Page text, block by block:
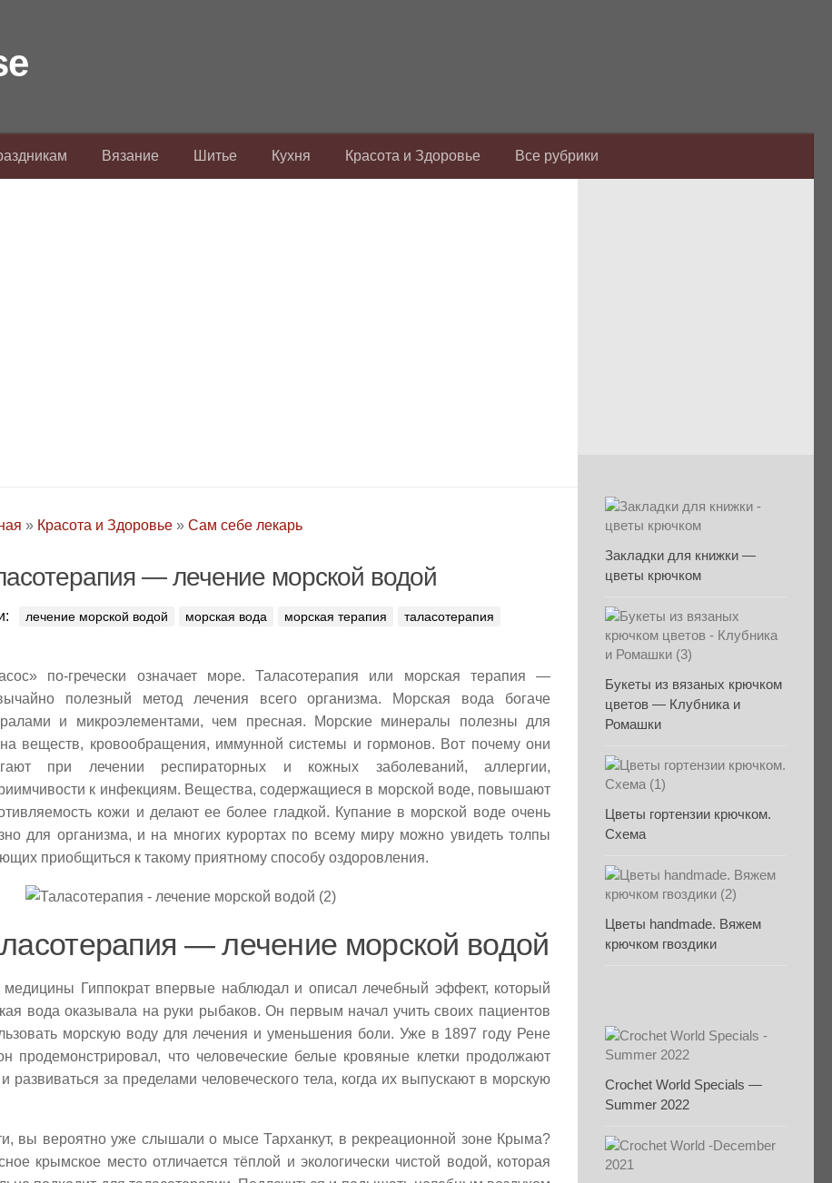
Вязание Шитье Кухня Красота и Здоровье Все рубрики
» Красота и Здоровье » Сам себе лекарь
— лечение морской водой
лечение морской водой морская вода морская терапия таласотерапия
по-гречески означает море. Таласотерапия или морская терапия —
полезный метод лечения всего организма. Морская вода богаче
и микроэлементами, чем пресная. Морские минералы полезны для
веществ, кровообращения, иммунной системы и гормонов. Вот почему они
при лечении респираторных и кожных заболеваний, аллергии,
к инфекциям. Вещества, содержащиеся в морской воде, повышают
кожи и делают ее более гладкой. Купание в морской воде очень
для организма, и на многих курортах по всему миру можно увидеть толпы
приобщиться к такому приятному способу оздоровления.
— лечение морской водой
медицины Гиппократ впервые наблюдал и описал лечебный эффект, который
вода оказывала на руки рыбаков. Он первым начал учить своих пациентов
морскую воду для лечения и уменьшения боли. Уже в 1897 году Рене
продемонстрировал, что человеческие белые кровяные клетки продолжают
развиваться за пределами человеческого тела, когда их выпускают в морскую
вы вероятно уже слышали о мысе Тарханкут, в рекреационной зоне Крыма?
крымское место отличается тёплой и экологически чистой водой, которая
Закладки для книжки —
цветы крючком
Букеты из вязаных крючком
цветов — Клубника и
Ромашки
Цветы гортензии крючком.
Схема
Цветы handmade. Вяжем
крючком гвоздики
Crochet World Specials —
Summer 2022